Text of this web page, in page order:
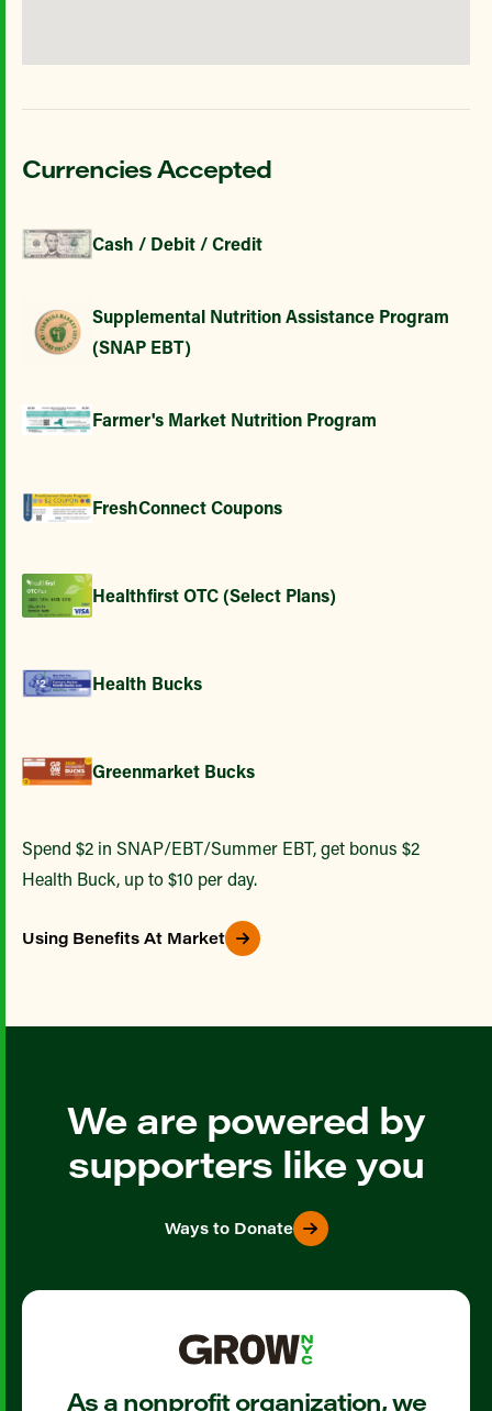
Currencies Accepted
Cash / Debit / Credit
Supplemental Nutrition Assistance Program
(SNAP EBT)
Farmer's Market Nutrition Program
FreshConnect Coupons
Healthfirst OTC (Select Plans)
Health Bucks
Greenmarket Bucks
Spend $2 in SNAP/EBT/Summer EBT, get bonus $2
Health Buck, up to $10 per day.
Using Benefits At Market
We are powered by
supporters like you
Ways to Donate
As a nonprofit organization, we